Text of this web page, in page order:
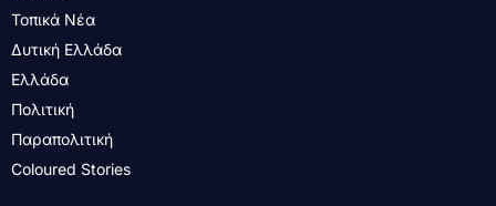
Τοπικά Νέα
Δυτική Ελλάδα
Ελλάδα
Πολιτική
Παραπολιτική
Coloured Stories